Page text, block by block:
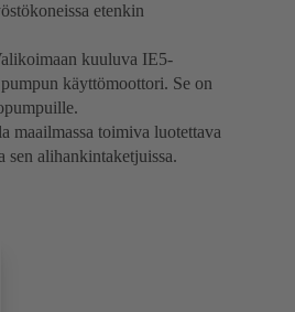
etenkin
kuuluva IE5-
käyttömoottori. Se on
maailmassa toimiva luotettava
sen alihankintaketjuissa.